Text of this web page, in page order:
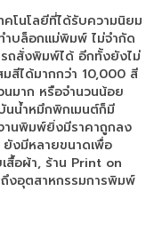
คโนโลยีที่ได้รับความนิยม
ำบล็อกแม่พิมพ์ ไม่จำกัด
รถสั่งพิมพ์ได้ อีกทั้งยังไม่
มสีได้มากกว่า 10,000 สี
มาก หรือจำนวนน้อย
นน้ำหมึกพิกเมนต์ก็มี
านพิมพ์ยิ่งมีราคาถูกลง
ยังมีหลายขนาดเพื่อ
สื้อผ้า, ร้าน Print on
งอุตสาหกรรมการพิมพ์